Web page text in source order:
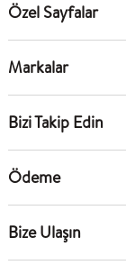
Özel Sayfalar
Markalar
Bizi Takip Edin
Ödeme
Bize Ulaşın